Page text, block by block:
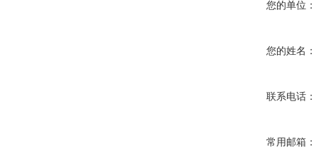
您的单位：
您的姓名：
联系电话：
常用邮箱：